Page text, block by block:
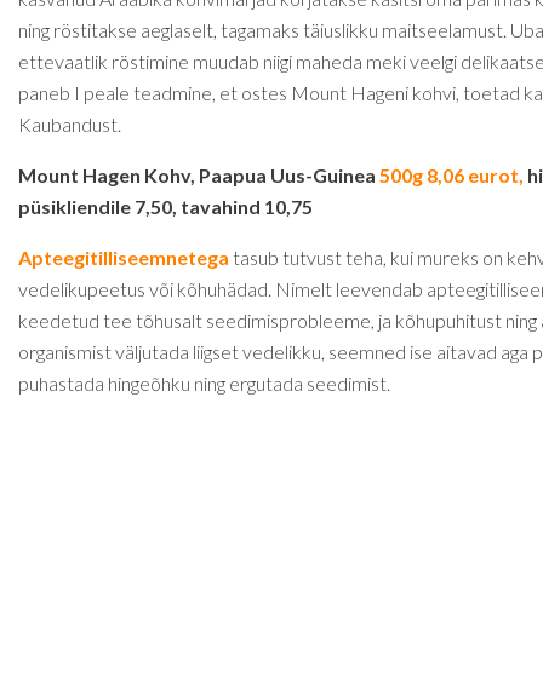
ning röstitakse aeglaselt, tagamaks täiuslikku maitseelamust.
ettevaatlik röstimine muudab niigi maheda meki veelgi
paneb I peale teadmine, et ostes Mount Hageni kohvi, toetad
Kaubandust.
Mount Hagen Kohv, Paapua Uus-Guinea 500g 8,06 eurot,
püsikliendile 7,50, tavahind 10,75
Apteegitilliseemnetega tasub tutvust teha, kui mureks on
vedelikupeetus või kõhuhädad. Nimelt leevendab
keedetud tee tõhusalt seedimisprobleeme, ja kõhupuhitust ning
organismist väljutada liigset vedelikku, seemned ise aitavad aga
puhastada hingeõhku ning ergutada seedimist.